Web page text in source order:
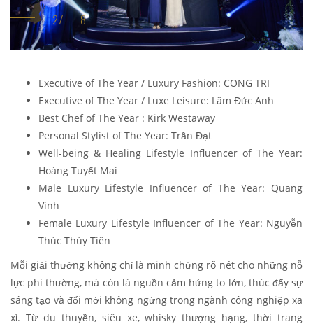
Executive of The Year / Luxury Fashion: CONG TRI
Executive of The Year / Luxe Leisure: Lâm Đức Anh
Best Chef of The Year : Kirk Westaway
Personal Stylist of The Year: Trần Đạt
Well-being & Healing Lifestyle Influencer of The Year:
Hoàng Tuyết Mai
Male Luxury Lifestyle Influencer of The Year: Quang
Vinh
Female Luxury Lifestyle Influencer of The Year: Nguyễn
Thúc Thùy Tiên
Mỗi giải thưởng không chỉ là minh chứng rõ nét cho những nỗ
lực phi thường, mà còn là nguồn cảm hứng to lớn, thúc đẩy sự
sáng tạo và đổi mới không ngừng trong ngành công nghiệp xa
xỉ. Từ du thuyền, siêu xe, whisky thượng hạng, thời trang